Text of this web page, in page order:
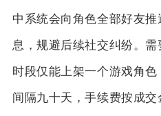
中系统会向角色全部好友
息，规避后续社交纠纷。
时段仅能上架一个游戏角
间隔九十天，手续费按成